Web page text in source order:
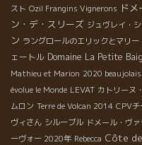
スト Ozil Frangins Vignerons ド
ン・デ・スリーズ ジュヴレイ・
ン ラングロールのエリックとマリー
ェートル Domaine La Petite
Mathieu et Marion 2020
évolue le Monde LEVAT カトリーヌ
ムロン Terre de Volcan 2014 CPVチ
ヴィさん シルーブル ドメール・ヴ
ーヴォー 2020年 Rebecca Côte